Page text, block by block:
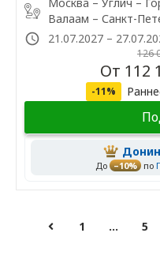
Валаам – Санкт-
21.07.2027 –
126
От 112
-11%
До –10% по
1 ... 5